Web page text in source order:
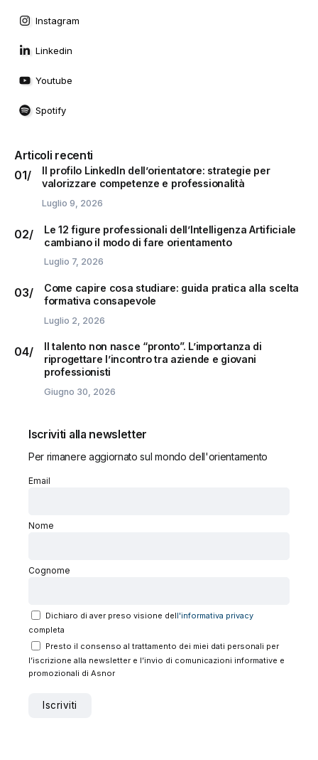
Instagram
Linkedin
Youtube
Spotify
Articoli recenti
Il profilo LinkedIn dell’orientatore: strategie per
valorizzare competenze e professionalità
Luglio 9, 2026
Le 12 figure professionali dell’Intelligenza Artificiale
cambiano il modo di fare orientamento
Luglio 7, 2026
Come capire cosa studiare: guida pratica alla scelta
formativa consapevole
Luglio 2, 2026
Il talento non nasce “pronto”. L’importanza di
riprogettare l’incontro tra aziende e giovani
professionisti
Giugno 30, 2026
Iscriviti alla newsletter
Per rimanere aggiornato sul mondo dell'orientamento
Email
Nome
Cognome
Dichiaro di aver preso visione dell'informativa privacy
completa
Presto il consenso al trattamento dei miei dati personali per
l’iscrizione alla newsletter e l’invio di comunicazioni informative e
promozionali di Asnor